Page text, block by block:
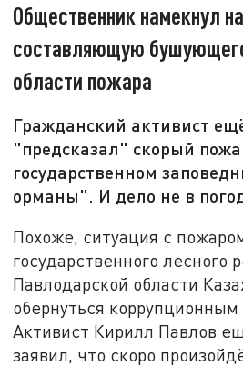
Общественник намекнул
составляющую
области пожара
Гражданский активист
"предсказал" скорый
государственном
орманы". И дело не в
Похоже, ситуация с
государственного лесного
Павлодарской области
обернуться
Активист Кирилл Павлов
заявил, что скоро